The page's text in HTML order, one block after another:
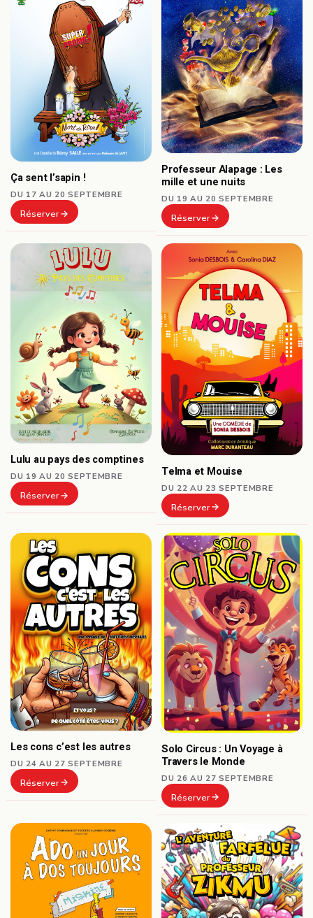
Ça sent l’sapin !
DU 17 AU 20 SEPTEMBRE
Réserver
Professeur Alapage : Les
mille et une nuits
DU 19 AU 20 SEPTEMBRE
Réserver
Lulu au pays des comptines
DU 19 AU 20 SEPTEMBRE
Réserver
Telma et Mouise
DU 22 AU 23 SEPTEMBRE
Réserver
Les cons c’est les autres
DU 24 AU 27 SEPTEMBRE
Réserver
Solo Circus : Un Voyage à
Travers le Monde
DU 26 AU 27 SEPTEMBRE
Réserver